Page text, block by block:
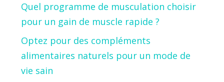
Quel programme de musculation choisir
pour un gain de muscle rapide ?
Optez pour des compléments
alimentaires naturels pour un mode de
vie sain